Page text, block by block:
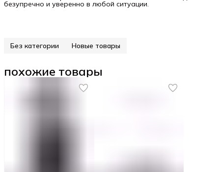
безупречно и уверенно в любой ситуации.
Без категории Новые товары
похожие товары